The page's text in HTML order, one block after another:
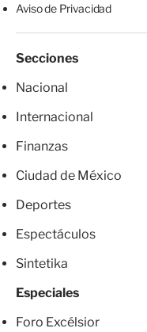
Aviso de Privacidad
Secciones
Nacional
Internacional
Finanzas
Ciudad de México
Deportes
Espectáculos
Sintetika
Especiales
Foro Excélsior